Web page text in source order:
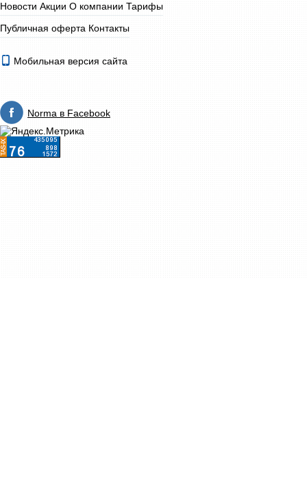
Новости Акции О компании Тарифы
Публичная оферта Контакты
Мобильная версия сайта
Norma в Facebook